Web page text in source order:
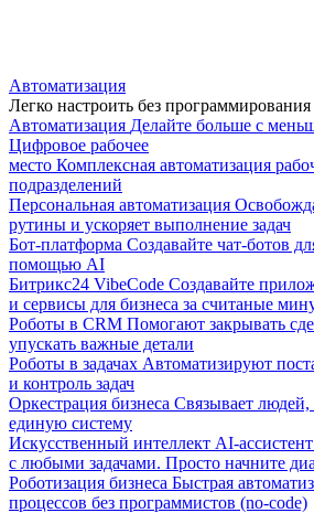
Автоматизация
Легко настроить без программирования
Автоматизация Делайте больше с
Цифровое рабочее
место Комплексная автоматизация
подразделений
Персональная автоматизация
рутины и ускоряет выполнение задач
Бот-платформа Создавайте чат-ботов
помощью AI
Битрикс24 VibeCode Создавайте
и сервисы для бизнеса за считаные
Роботы в CRM Помогают закрывать
упускать важные детали
Роботы в задачах Автоматизируют
и контроль задач
Оркестрация бизнеса Связывает
единую систему
Искусственный интеллект AI-
с любыми задачами. Просто начните
Роботизация бизнеса Быстрая
процессов без программистов (no-code)